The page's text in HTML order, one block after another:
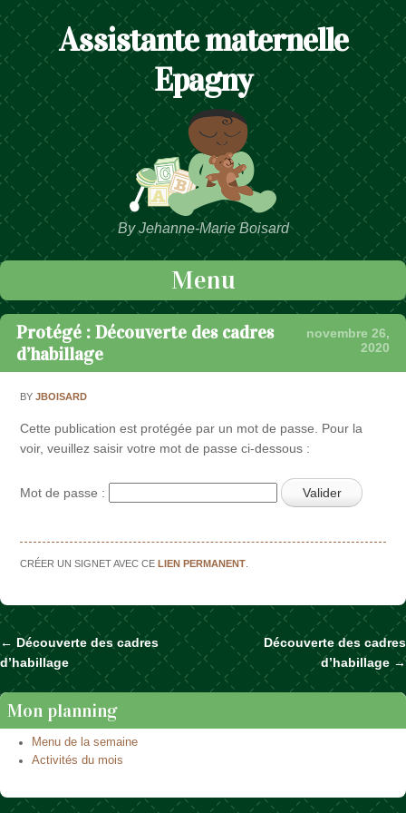
Assistante maternelle
Epagny
By Jehanne-Marie Boisard
Menu
Passer au contenu
Protégé : Découverte des cadres
d’habillage
novembre 26,
2020
BYJBOISARD
Cette publication est protégée par un mot de passe. Pour la
voir, veuillez saisir votre mot de passe ci-dessous :
Mot de passe :
CRÉER UN SIGNET AVEC CELIEN PERMANENT
Naviguer dans les articles
← Découverte des cadres
d’habillage
Découverte des cadres
d’habillage →
Mon planning
Menu de la semaine
Activités du mois